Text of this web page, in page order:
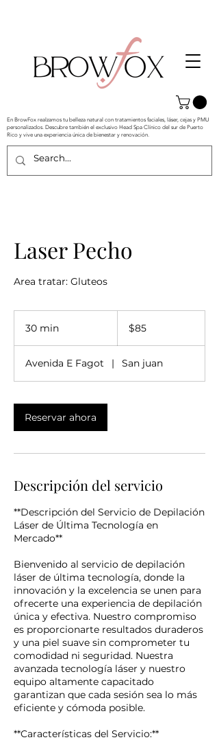
En BrowFox realzamos tu belleza natural con tratamientos faciales, láser, cejas y PMU
personalizados. Descubre también el exclusivo Head Spa Clínico del sur de Puerto
Rico y vive una experiencia única de bienestar y renovación.
Laser Pecho
Area tratar: Gluteos
30 min
m
i
dólares
estadounidenses
$85
Avenida E Fagot | San juan
Reservar ahora
Descripción del servicio
**Descripción del Servicio de Depilación
Láser de Última Tecnología en
Mercado**
Bienvenido al servicio de depilación
láser de última tecnología, donde la
innovación y la excelencia se unen para
ofrecerte una experiencia de depilación
única y efectiva. Nuestro compromiso
es proporcionarte resultados duraderos
y una piel suave sin comprometer tu
comodidad ni seguridad. Nuestra
avanzada tecnología láser y nuestro
equipo altamente capacitado
garantizan que cada sesión sea lo más
eficiente y cómoda posible.
**Características del Servicio:**